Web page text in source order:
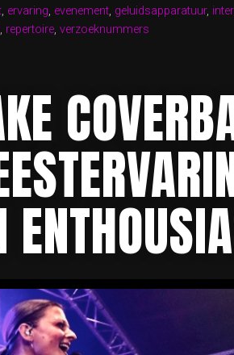
, ervaring, evenement, geluidsapparatuur,
, repertoire, verzoeknummers